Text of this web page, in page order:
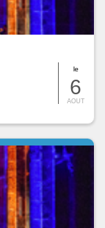
le
6
AOUT